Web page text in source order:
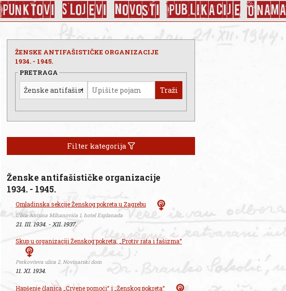
Punktovi Slojevi Novosti Publikacije O nama
ŽENSKE ANTIFAŠISTIČKE ORGANIZACIJE
1934. - 1945.
PRETRAGA
Traži
Filter kategorija
Ženske antifašističke organizacije
1934. - 1945.
Omladinska sekcije Ženskog pokreta u Zagrebu
Ulica Antuna Mihanovića 1, hotel Esplanada
21. III. 1934. - XII. 1937.
Skup u organizaciji Ženskog pokreta, „Protiv rata i fašizma“
Perkovčeva ulica 2, Novinarski dom
11. XI. 1934.
Hapšenje članica „Crvene pomoći“ i „Ženskog pokreta“